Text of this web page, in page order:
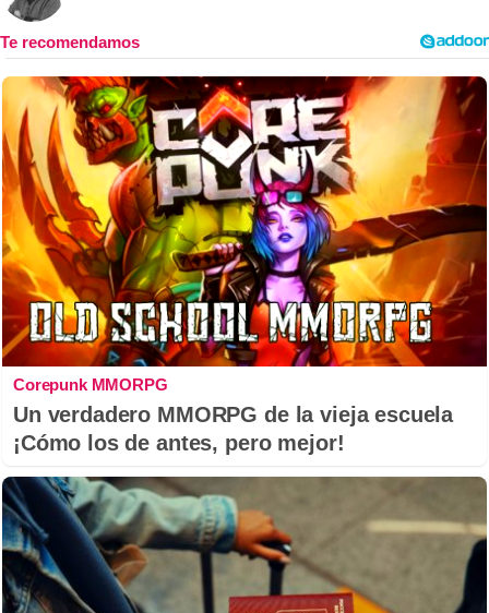
Corepunk MMORPG
Un verdadero MMORPG de la vieja escuela
¡Cómo los de antes, pero mejor!